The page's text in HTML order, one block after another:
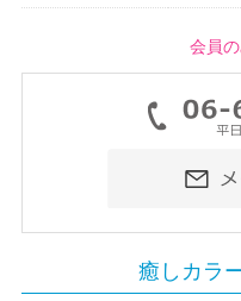
会員
癒しカラ